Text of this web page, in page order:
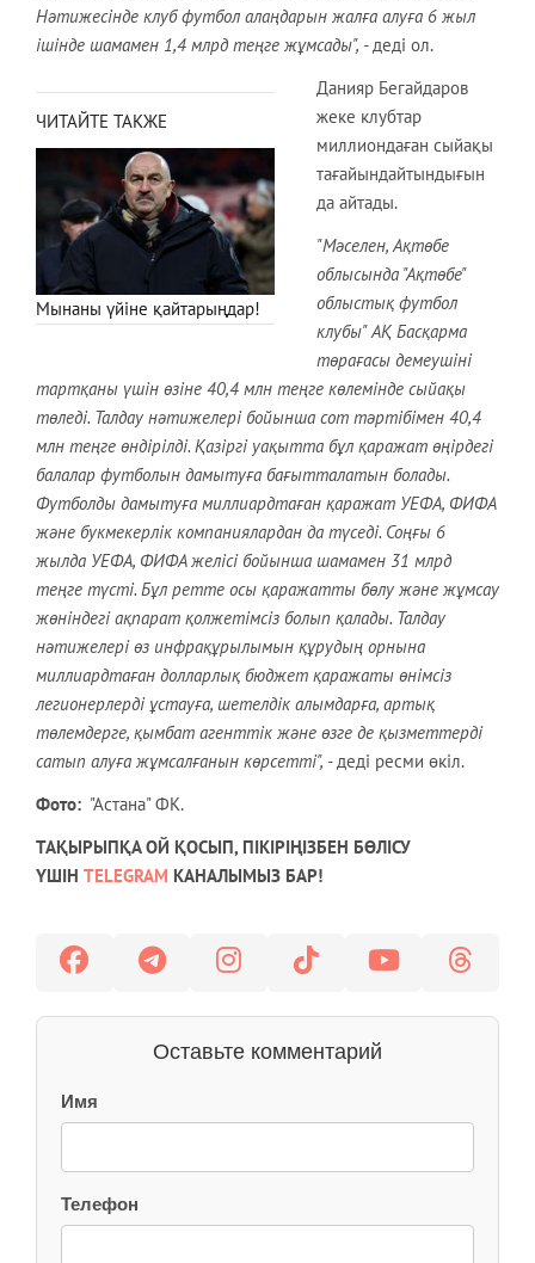
Нәтижесінде клуб футбол алаңдарын жалға алуға 6 жыл
ішінде шамамен 1,4 млрд теңге жұмсады", - деді ол.
ЧИТАЙТЕ ТАКЖЕ
Мынаны үйіне қайтарыңдар!
Данияр Бегайдаров
жеке клубтар
миллиондаған сыйақы
тағайындайтындығын
да айтады.
"Мәселен, Ақтөбе
облысында "Ақтөбе"
облыстық футбол
клубы" АҚ Басқарма
төрағасы демеушіні
тартқаны үшін өзіне 40,4 млн теңге көлемінде сыйақы
төледі. Талдау нәтижелері бойынша сот тәртібімен 40,4
млн теңге өндірілді. Қазіргі уақытта бұл қаражат өңірдегі
балалар футболын дамытуға бағытталатын болады.
Футболды дамытуға миллиардтаған қаражат УЕФА, ФИФА
және букмекерлік компаниялардан да түседі. Соңғы 6
жылда УЕФА, ФИФА желісі бойынша шамамен 31 млрд
теңге түсті. Бұл ретте осы қаражатты бөлу және жұмсау
жөніндегі ақпарат қолжетімсіз болып қалады. Талдау
нәтижелері өз инфрақұрылымын құрудың орнына
миллиардтаған долларлық бюджет қаражаты өнімсіз
легионерлерді ұстауға, шетелдік алымдарға, артық
төлемдерге, қымбат агенттік және өзге де қызметтерді
сатып алуға жұмсалғанын көрсетті", - деді ресми өкіл.
Фото: "Астана" ФК.
ТАҚЫРЫПҚА ОЙ ҚОСЫП, ПІКІРІҢІЗБЕН БӨЛІСУ
ҮШІН TELEGRAM КАНАЛЫМЫЗ БАР!
Оставьте комментарий
Имя
Телефон